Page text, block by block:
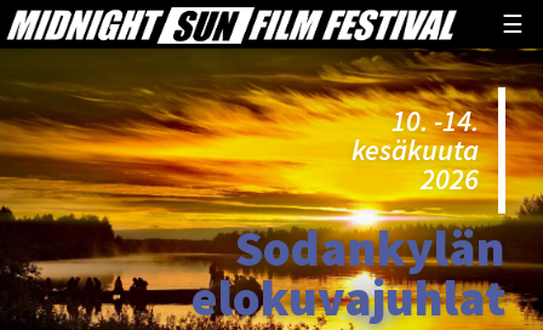
☰
10. -14.
kesäkuuta
2026
Sodankylän
elokuvajuhlat